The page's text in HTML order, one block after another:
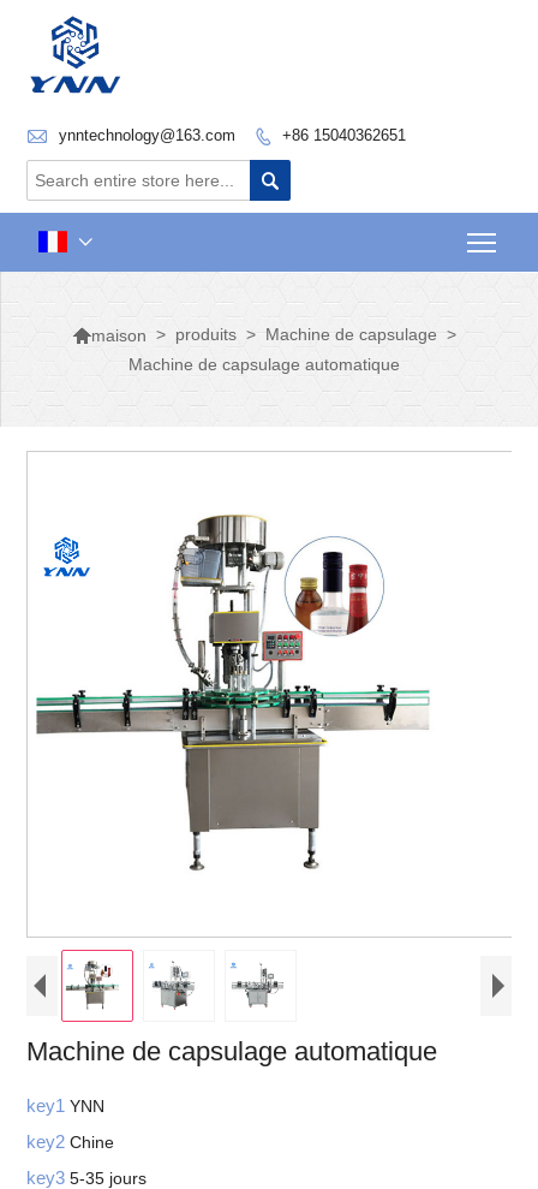
 ynntechnology@163.com  +86 15040362651


maison > produits > Machine de capsulage >
Machine de capsulage automatique
Machine de capsulage automatique
key1YNN
key2Chine
key35-35 jours